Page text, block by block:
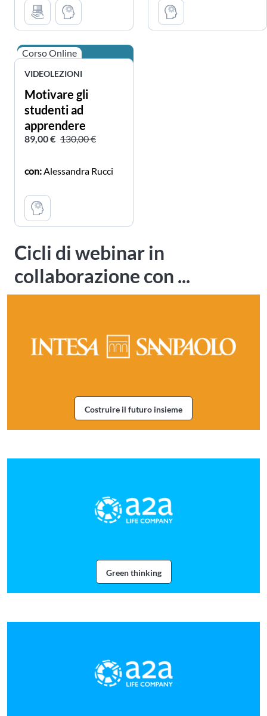
Corso Online
VIDEOLEZIONI
Motivare gli
studenti ad
apprendere
89,00 € 130,00 €
con:Alessandra Rucci
Cicli di webinar in
collaborazione con ...
Costruire il futuro insiemeWebinar Costruire il futuro
Green thinkingWebinar Green thinking con